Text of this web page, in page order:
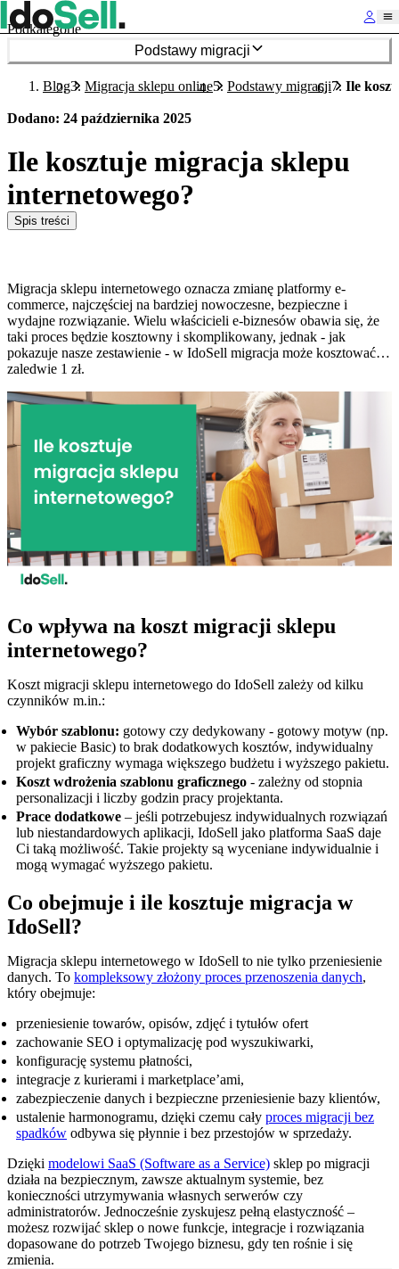
Podkategorie
Podstawy migracji
Blog Migracja sklepu online Podstawy migracji Ile
Dodano: 24 października 2025
Ile kosztuje migracja sklepu
internetowego?
Spis treści
Migracja sklepu internetowego oznacza zmianę platformy e-
commerce, najczęściej na bardziej nowoczesne, bezpieczne i
wydajne rozwiązanie. Wielu właścicieli e-biznesów obawia się, że
taki proces będzie kosztowny i skomplikowany, jednak - jak
pokazuje nasze zestawienie - w IdoSell migracja może kosztować…
zaledwie 1 zł.
Co wpływa na koszt migracji sklepu
internetowego?
Koszt migracji sklepu internetowego do IdoSell zależy od kilku
czynników m.in.:
Wybór szablonu: gotowy czy dedykowany - gotowy motyw (np.
w pakiecie Basic) to brak dodatkowych kosztów, indywidualny
projekt graficzny wymaga większego budżetu i wyższego pakietu.
Koszt wdrożenia szablonu graficznego - zależny od stopnia
personalizacji i liczby godzin pracy projektanta.
Prace dodatkowe – jeśli potrzebujesz indywidualnych rozwiązań
lub niestandardowych aplikacji, IdoSell jako platforma SaaS daje
Ci taką możliwość. Takie projekty są wyceniane indywidualnie i
mogą wymagać wyższego pakietu.
Co obejmuje i ile kosztuje migracja w
IdoSell?
Migracja sklepu internetowego w IdoSell to nie tylko przeniesienie
danych. To kompleksowy złożony proces przenoszenia danych,
który obejmuje:
przeniesienie towarów, opisów, zdjęć i tytułów ofert
zachowanie SEO i optymalizację pod wyszukiwarki,
konfigurację systemu płatności,
integracje z kurierami i marketplace’ami,
zabezpieczenie danych i bezpieczne przeniesienie bazy klientów,
ustalenie harmonogramu, dzięki czemu cały proces migracji bez
spadków odbywa się płynnie i bez przestojów w sprzedaży.
Dzięki modelowi SaaS (Software as a Service) sklep po migracji
działa na bezpiecznym, zawsze aktualnym systemie, bez
konieczności utrzymywania własnych serwerów czy
administratorów. Jednocześnie zyskujesz pełną elastyczność –
możesz rozwijać sklep o nowe funkcje, integracje i rozwiązania
dopasowane do potrzeb Twojego biznesu, gdy ten rośnie i się
zmienia.